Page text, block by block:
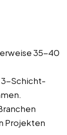
35-40
3-Schicht-
Projekten